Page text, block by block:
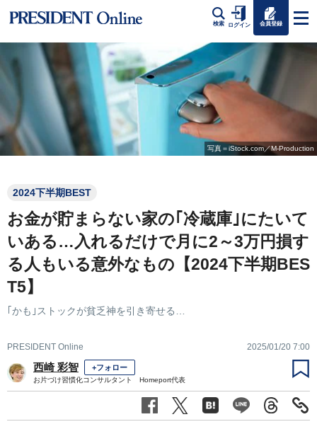
検索 ログイン 会員登録
写真＝iStock.com／M-Production
2024下半期BEST
お金が貯まらない家の｢冷蔵庫｣にたいて
いある…入れるだけで月に2～3万円損す
る人もいる意外なもの【2024下半期BES
T5】
｢かも｣ストックが貧乏神を引き寄せる…
PRESIDENT Online 2025/01/20 7:00
西崎 彩智 +フォロー
お片づけ習慣化コンサルタント Homeport代表